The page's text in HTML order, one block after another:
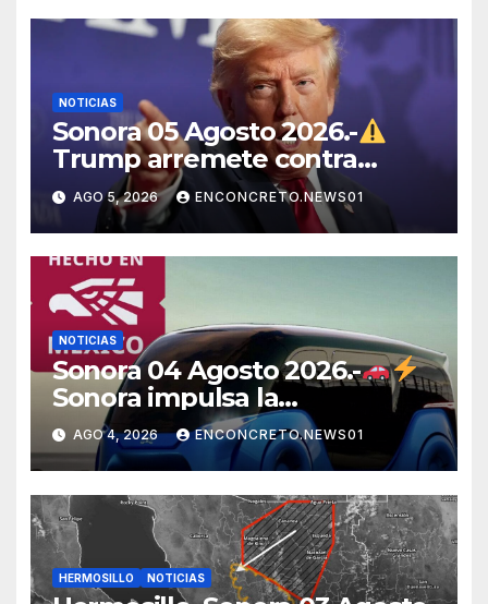
NOTICIAS
Sonora 05 Agosto 2026.-
Trump arremete contra
México, Canadá y otras
potencias por supuestos
abusos comerciales
AGO 5, 2026 ENCONCRETO.NEWS01
NOTICIAS
Sonora 04 Agosto 2026.-
Sonora impulsa la
electromovilidad con
«Beyond», un vehículo
eléctrico desarrollado junto al
ITH
AGO 4, 2026 ENCONCRETO.NEWS01
HERMOSILLO NOTICIAS